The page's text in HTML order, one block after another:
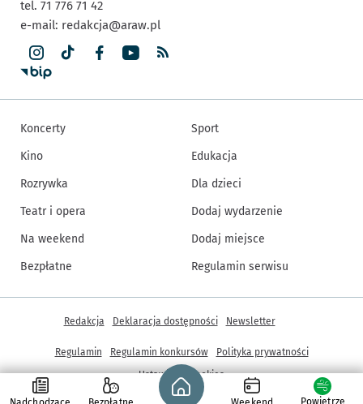
Strona główna - wroclaw.pl
Powietrze
tel. 71 776 71 42
e-mail: redakcja@araw.pl
Koncerty
Kino
Rozrywka
Teatr i opera
Na weekend
Bezpłatne
Sport
Edukacja
Dla dzieci
Dodaj wydarzenie
Dodaj miejsce
Regulamin serwisu
Inne informacje
Redakcja Deklaracja dostępności Newsletter
Regulamin Regulamin konkursów
Polityka prywatności
Ustawienia cookies